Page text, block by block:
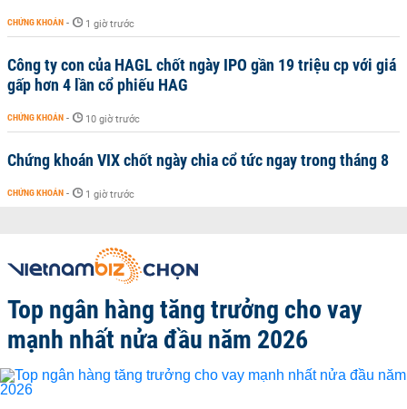
CHỨNG KHOÁN - 1 giờ trước
Công ty con của HAGL chốt ngày IPO gần 19 triệu cp với giá
gấp hơn 4 lần cổ phiếu HAG
CHỨNG KHOÁN - 10 giờ trước
Chứng khoán VIX chốt ngày chia cổ tức ngay trong tháng 8
CHỨNG KHOÁN - 1 giờ trước
Top ngân hàng tăng trưởng cho vay
mạnh nhất nửa đầu năm 2026